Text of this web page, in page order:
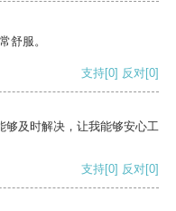
舒服。
支持[0] 反对[0]
够及时解决，让我能够安心工
支持[0] 反对[0]